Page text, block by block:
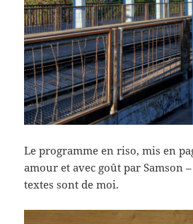
Le programme en riso, mis en
amour et avec goût par Samson
textes sont de moi.